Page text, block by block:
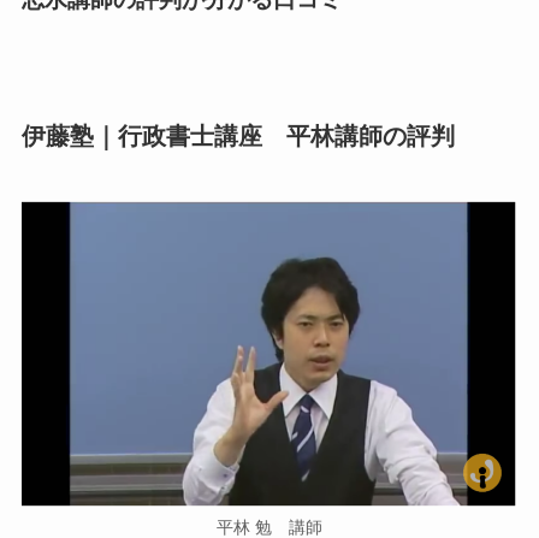
伊藤塾｜行政書士講座 平林講師の評判
平林 勉 講師